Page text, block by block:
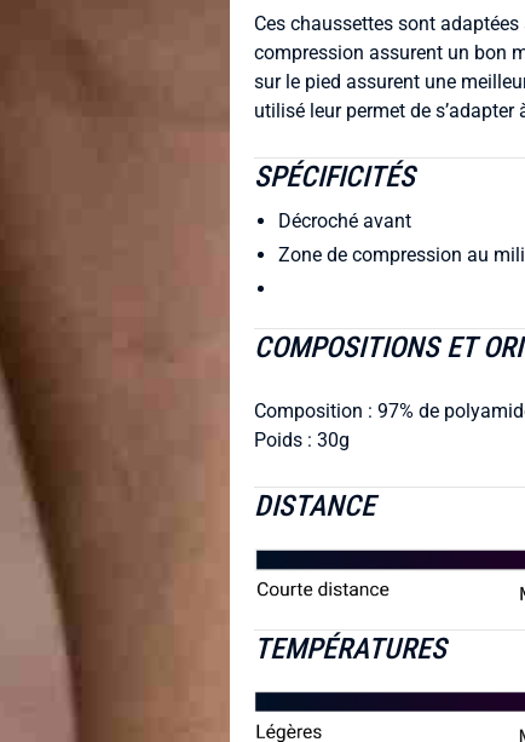
Ces chaussettes sont
compression assurent un bon
sur le pied assurent une
utilisé leur permet de
SPÉCIFICITÉS
Décroché avant
Zone de compression au
COMPOSITIONS ET
Composition : 97% de
Poids : 30g
DISTANCE
TEMPÉRATURES